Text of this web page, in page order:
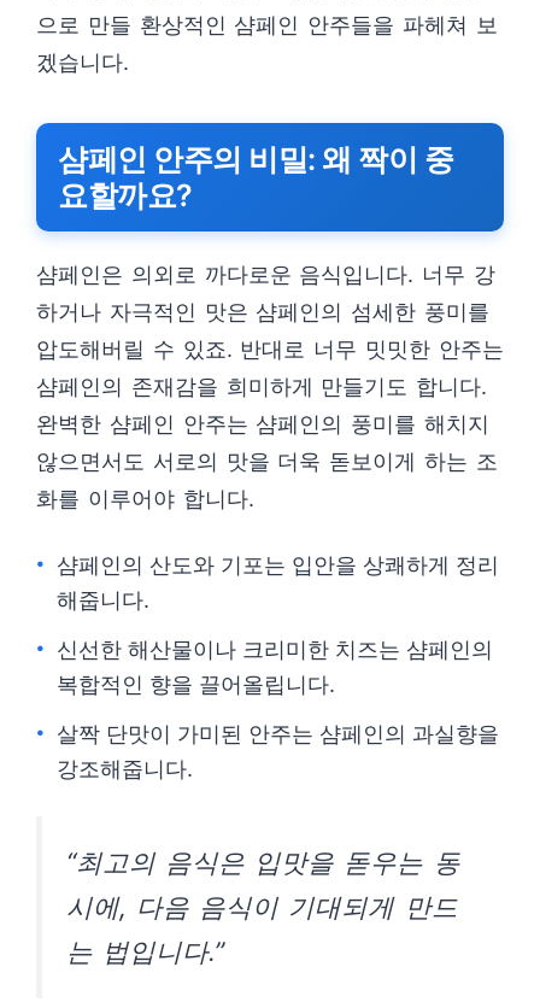
으로 만들 환상적인 샴페인 안주들을 파헤쳐 보
겠습니다.
샴페인 안주의 비밀: 왜 짝이 중
요할까요?
샴페인은 의외로 까다로운 음식입니다. 너무 강
하거나 자극적인 맛은 샴페인의 섬세한 풍미를
압도해버릴 수 있죠. 반대로 너무 밋밋한 안주는
샴페인의 존재감을 희미하게 만들기도 합니다.
완벽한 샴페인 안주는 샴페인의 풍미를 해치지
않으면서도 서로의 맛을 더욱 돋보이게 하는 조
화를 이루어야 합니다.
샴페인의 산도와 기포는 입안을 상쾌하게 정리
해줍니다.
신선한 해산물이나 크리미한 치즈는 샴페인의
복합적인 향을 끌어올립니다.
살짝 단맛이 가미된 안주는 샴페인의 과실향을
강조해줍니다.
“최고의 음식은 입맛을 돋우는 동
시에, 다음 음식이 기대되게 만드
는 법입니다.”